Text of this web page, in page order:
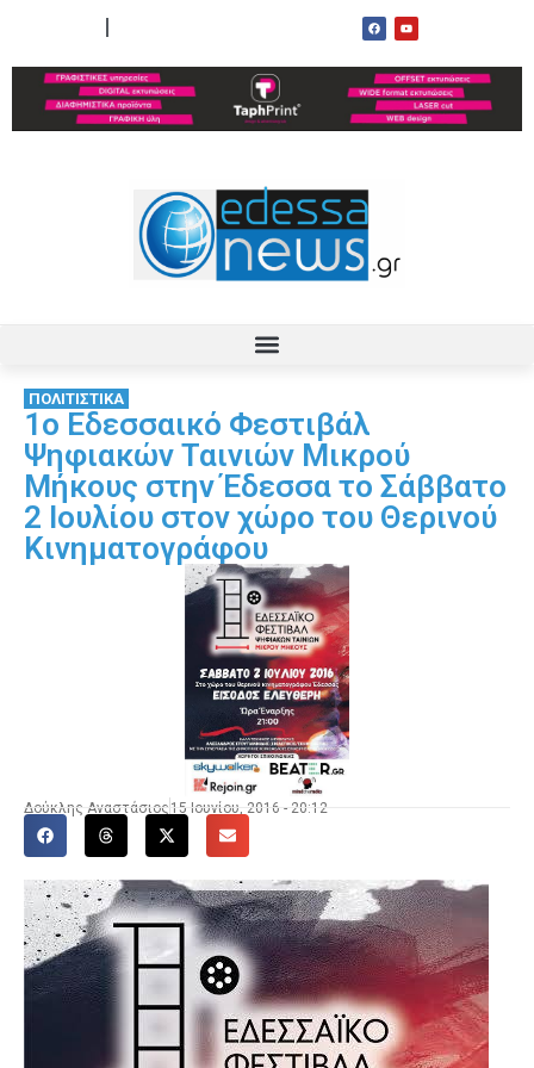
ΠΟΛΙΤΙΣΤΙΚΑ
1ο Εδεσσαικό Φεστιβάλ
Ψηφιακών Ταινιών Μικρού
Μήκους στην Έδεσσα το Σάββατο
2 Ιουλίου στον χώρο του Θερινού
Κινηματογράφου
Δούκλης Αναστάσιος 15 Ιουνίου, 2016 - 20:12